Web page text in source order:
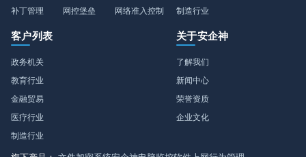
补丁管理
网控堡垒
网络准入控制
制造行业
客户列表
政务机关
教育行业
金融贸易
医疗行业
制造行业
关于安企神
了解我们
新闻中心
荣誉资质
企业文化